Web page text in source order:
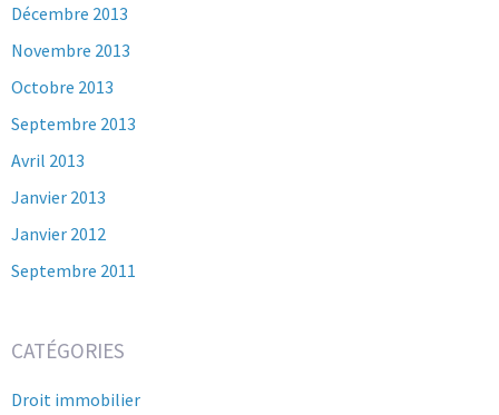
Décembre 2013
Novembre 2013
Octobre 2013
Septembre 2013
Avril 2013
Janvier 2013
Janvier 2012
Septembre 2011
CATÉGORIES
Droit immobilier